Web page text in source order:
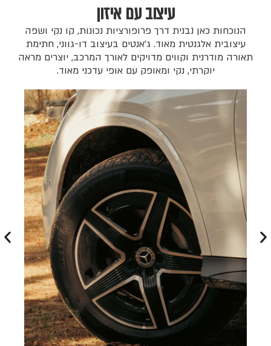
עיצוב עם איזון
הנוכחות כאן נבנית דרך פרופורציות נכונות, קו נקי ושפה
עיצובית אלגנטית מאוד. ג׳אנטים בעיצוב דו-גווני, חתימת
תאורה מודרנית וקווים מדויקים לאורך המרכב, יוצרים מראה
יוקרתי, נקי ומאופק עם אופי עדכני מאוד.